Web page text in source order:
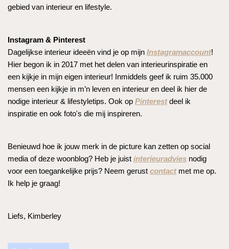
gebied van interieur en lifestyle.
Instagram & Pinterest
Dagelijkse interieur ideeën vind je op mijn Instagramaccount!
Hier begon ik in 2017 met het delen van interieurinspiratie en
een kijkje in mijn eigen interieur! Inmiddels geef ik ruim 35.000
mensen een kijkje in m’n leven en interieur en deel ik hier de
nodige interieur & lifestyletips. Ook op Pinterestdeel ik
inspiratie en ook foto's die mij inspireren.
Benieuwd hoe ik jouw merk in de picture kan zetten op social
media of deze woonblog? Heb je juist interieuradvies nodig
voor een toegankelijke prijs? Neem gerust contactmet me op.
Ik help je graag!
Liefs, Kimberley